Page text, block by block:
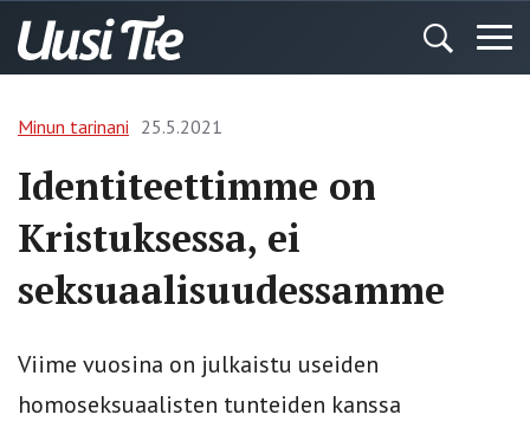
Minun tarinani 25.5.2021
Identiteettimme on
Kristuksessa, ei
seksuaalisuudessamme
Viime vuosina on julkaistu useiden
homoseksuaalisten tunteiden kanssa